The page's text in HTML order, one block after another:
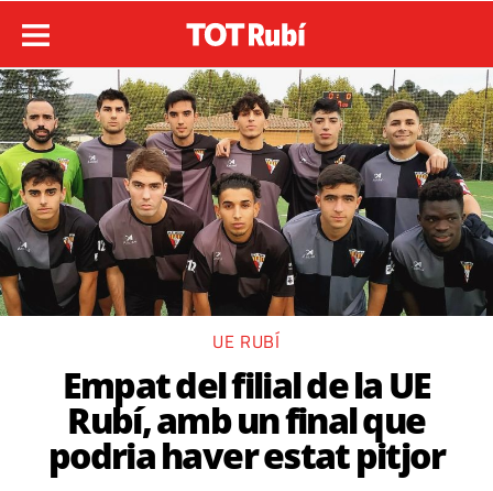
UE RUBÍ
Empat del filial de la UE
Rubí, amb un final que
podria haver estat pitjor